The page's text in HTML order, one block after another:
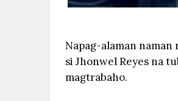
Napag-alaman
si Jhonwel Reyes na
magtrabaho.